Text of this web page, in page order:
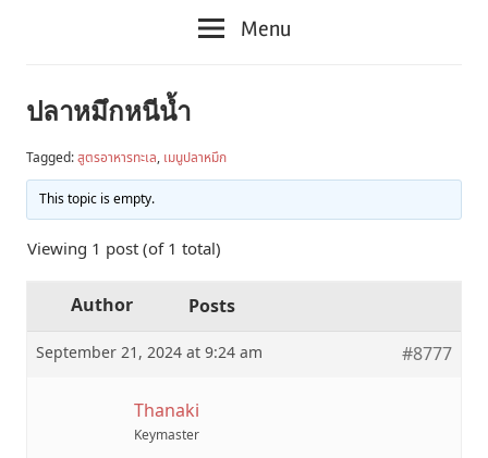
Menu
ปลาหมึกหนีน้ำ
Tagged:สูตรอาหารทะเล, เมนูปลาหมึก
This topic is empty.
Viewing 1 post (of 1 total)
Author Posts
September 21, 2024 at 9:24 am #8777
Thanaki
Keymaster